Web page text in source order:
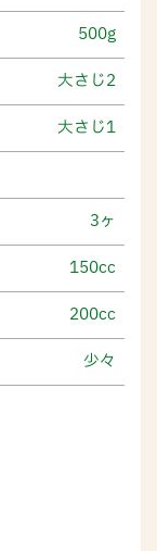
500g
大さじ2
大さじ1
3ヶ
150cc
200cc
少々